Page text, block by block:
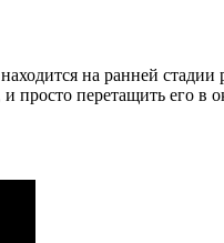
на ранней
просто перетащить его в